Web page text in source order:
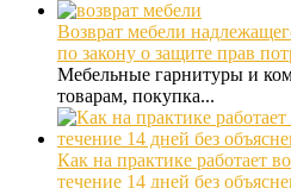
Возврат мебели
по закону о защите прав
Мебельные гарнитуры и
товарам, покупка...
Как на практике работает
течение 14 дней без